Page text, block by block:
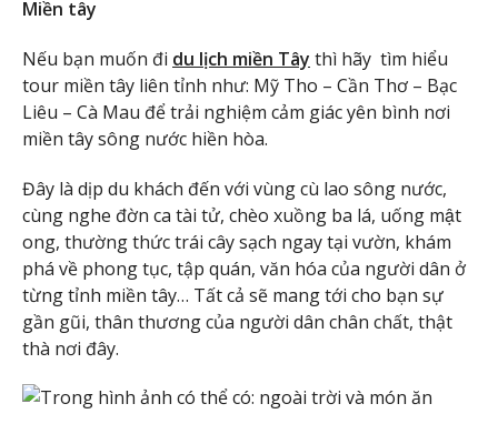
Miền tây
Nếu bạn muốn đi du lịch miền Tây thì hãy tìm hiểu
tour miền tây liên tỉnh như: Mỹ Tho – Cần Thơ – Bạc
Liêu – Cà Mau để trải nghiệm cảm giác yên bình nơi
miền tây sông nước hiền hòa.
Đây là dịp du khách đến với vùng cù lao sông nước,
cùng nghe đờn ca tài tử, chèo xuồng ba lá, uống mật
ong, thường thức trái cây sạch ngay tại vườn, khám
phá về phong tục, tập quán, văn hóa của người dân ở
từng tỉnh miền tây… Tất cả sẽ mang tới cho bạn sự
gần gũi, thân thương của người dân chân chất, thật
thà nơi đây.